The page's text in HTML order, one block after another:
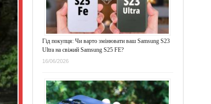
Гід покупця: Чи варто змінювати ваш Samsung S23
Ultra на свіжий Samsung S25 FE?
16/06/2026